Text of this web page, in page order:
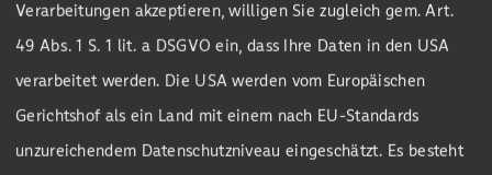
LEISTUNGEN
Verarbeitungen akzeptieren, willigen Sie zugleich gem. Art.
49 Abs. 1 S. 1 lit. a DSGVO ein, dass Ihre Daten in den USA
verarbeitet werden. Die USA werden vom Europäischen
Gerichtshof als ein Land mit einem nach EU-Standards
unzureichendem Datenschutzniveau eingeschätzt. Es besteht